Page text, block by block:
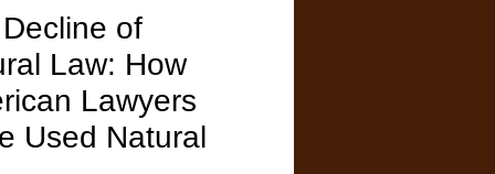
of
Law: How
Lawyers
Used Natural